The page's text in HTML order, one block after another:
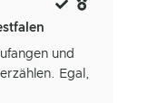
und
Egal,